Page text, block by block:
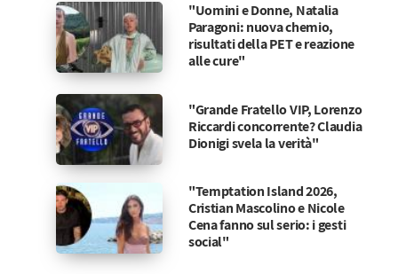
"Uomini e Donne, Natalia
Paragoni: nuova chemio,
risultati della PET e reazione
alle cure"
"Grande Fratello VIP, Lorenzo
Riccardi concorrente? Claudia
Dionigi svela la verità"
"Temptation Island 2026,
Cristian Mascolino e Nicole
Cena fanno sul serio: i gesti
social"